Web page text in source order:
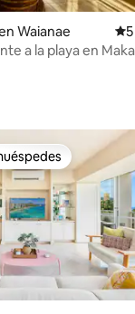
Waianae
a la playa en